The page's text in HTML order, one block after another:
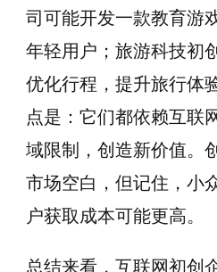
司可能开发一款教育游
年轻用户；旅游科技初
优化行程，提升旅行体
点是：它们都依赖互联
域限制，创造新价值。
市场空白，但记住，小
户获取成本可能更高。
总结来看，互联网初创